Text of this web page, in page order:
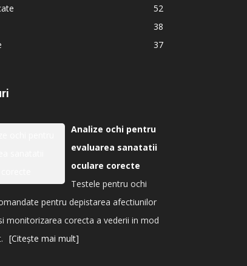
52
38
37
Analize ochi pentru
evaluarea sanatatii
oculare corecte
Testele pentru ochi
pentru depistarea afectiunilor
monitorizarea corecta a vederii in mod
[Citește mai mult]